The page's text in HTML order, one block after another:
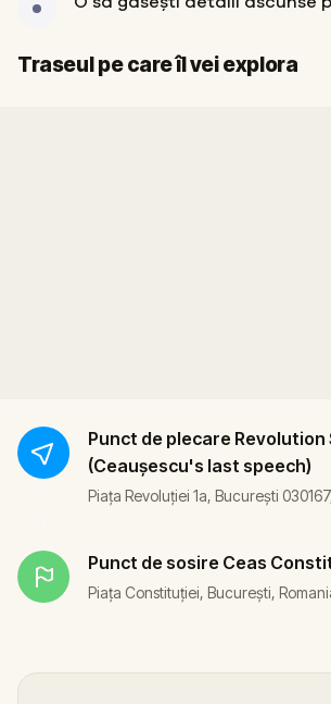
Traseul pe care îl vei explora
Start
Sosire
Punct de plecare Revolution
(Ceaușescu's last speech)
Piața Revoluției 1a, București
Punct de sosire Ceas
Piața Constituției, București,